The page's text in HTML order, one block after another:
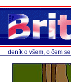
deník o všem, o čem